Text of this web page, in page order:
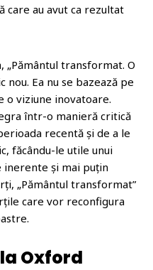
care au avut ca rezultat
„Pământul transformat. O
nou. Ea nu se bazează pe
o viziune inovatoare.
într-o manieră critică
recentă și de a le
făcându-le utile unui
inerente și mai puțin
„Pământul transformat”
care vor reconfigura
Oxford